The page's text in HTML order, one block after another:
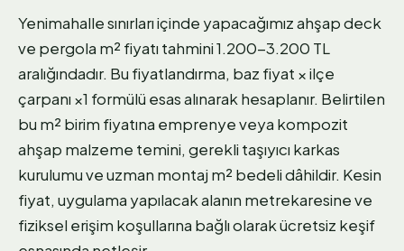
Yenimahalle sınırları içinde yapacağımız ahşap deck
ve pergola m² fiyatı tahmini 1.200-3.200 TL
aralığındadır. Bu fiyatlandırma, baz fiyat × ilçe
çarpanı ×1 formülü esas alınarak hesaplanır. Belirtilen
bu m² birim fiyatına emprenye veya kompozit
ahşap malzeme temini, gerekli taşıyıcı karkas
kurulumu ve uzman montaj m² bedeli dâhildir. Kesin
fiyat, uygulama yapılacak alanın metrekaresine ve
fiziksel erişim koşullarına bağlı olarak ücretsiz keşif